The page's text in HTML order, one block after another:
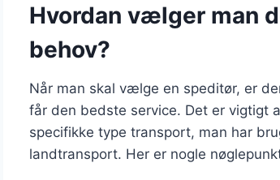
Hvordan vælger man
behov?
Når man skal vælge en speditør, er
får den bedste service. Det er vigtigt
specifikke type transport, man har
landtransport. Her er nogle